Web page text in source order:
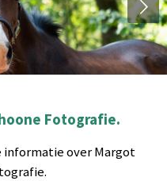
Fotografie.
informatie over Margot